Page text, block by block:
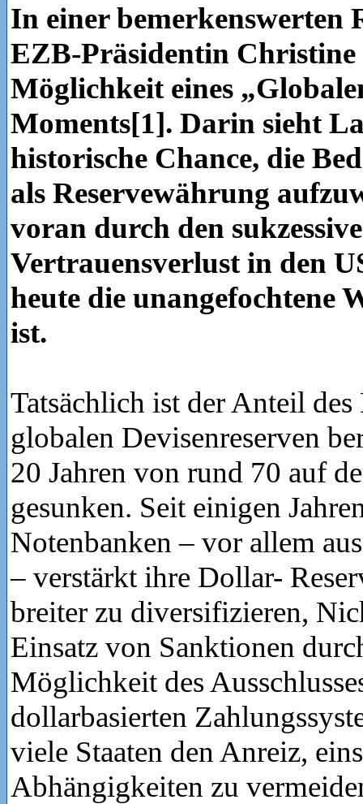
In einer bemerkenswerten
EZB-Präsidentin Christine
Möglichkeit eines
Moments[1]. Darin sieht
historische Chance, die
als Reservewährung
voran durch den
Vertrauensverlust in den
heute die unangefochtene
ist.
Tatsächlich ist der Anteil
globalen Devisenreserven
20 Jahren von rund 70 auf
gesunken. Seit einigen
Notenbanken – vor allem
– verstärkt ihre Dollar-
breiter zu diversifizieren,
Einsatz von Sanktionen
Möglichkeit des
dollarbasierten
viele Staaten den Anreiz,
Abhängigkeiten zu